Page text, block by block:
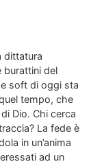
dittatura
burattini del
soft di oggi sta
tempo, che
Dio. Chi cerca
La fede è
in un’anima
ad un